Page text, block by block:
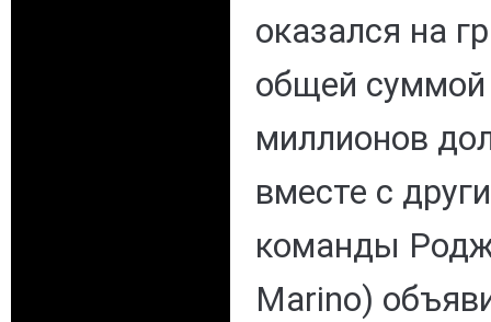
оказался на
общей суммой
миллионов
вместе с
команды
Marino)